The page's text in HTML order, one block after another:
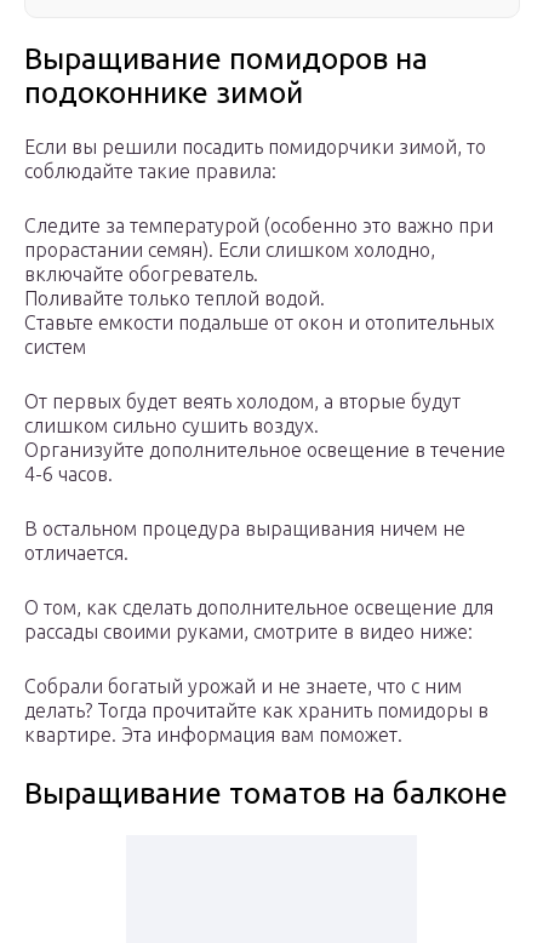
Выращивание помидоров на
подоконнике зимой
Если вы решили посадить помидорчики зимой, то
соблюдайте такие правила:
Следите за температурой (особенно это важно при
прорастании семян). Если слишком холодно,
включайте обогреватель.
Поливайте только теплой водой.
Ставьте емкости подальше от окон и отопительных
систем
От первых будет веять холодом, а вторые будут
слишком сильно сушить воздух.
Организуйте дополнительное освещение в течение
4-6 часов.
В остальном процедура выращивания ничем не
отличается.
О том, как сделать дополнительное освещение для
рассады своими руками, смотрите в видео ниже:
Собрали богатый урожай и не знаете, что с ним
делать? Тогда прочитайте как хранить помидоры в
квартире. Эта информация вам поможет.
Выращивание томатов на балконе